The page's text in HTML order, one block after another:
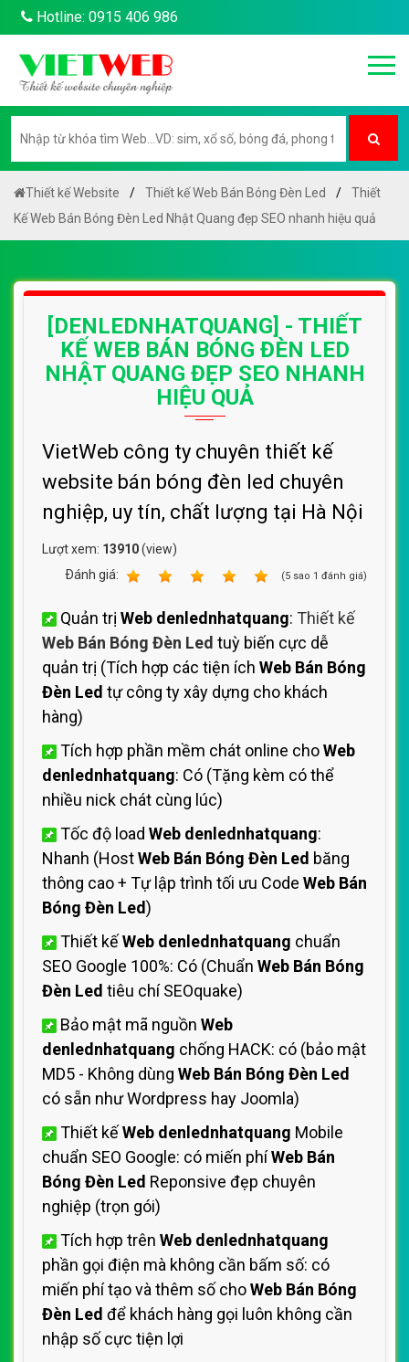
Hotline: 0915 406 986
Thiết kế Website Thiết kế Web Bán Bóng Đèn Led
Thiết
Kế Web Bán Bóng Đèn Led Nhật Quang đẹp SEO nhanh hiệu quả
[DENLEDNHATQUANG] - THIẾT
KẾ WEB BÁN BÓNG ĐÈN LED
NHẬT QUANG ĐẸP SEO NHANH
HIỆU QUẢ
VietWeb công ty chuyên thiết kế
website bán bóng đèn led chuyên
nghiệp, uy tín, chất lượng tại Hà Nội
Lượt xem: 13910(view)
Ðánh giá:
(5 sao 1 đánh giá)
Quản trị Web denlednhatquang: Thiết kế
Web Bán Bóng Đèn Led tuỳ biến cực dễ
quản trị (Tích hợp các tiện ích Web Bán Bóng
Đèn Led tự công ty xây dựng cho khách
hàng)
Tích hợp phần mềm chát online choWeb
denlednhatquang: Có (Tặng kèm có thể
nhiều nick chát cùng lúc)
Tốc độ load Web denlednhatquang:
Nhanh (HostWeb Bán Bóng Đèn Led băng
thông cao + Tự lập trình tối ưu Code Web Bán
Bóng Đèn Led)
Thiết kếWeb denlednhatquang chuẩn
SEO Google 100%: Có (Chuẩn Web Bán Bóng
Đèn Led tiêu chí SEOquake)
Bảo mật mã nguồn Web
denlednhatquang chống HACK: có (bảo mật
MD5 - Không dùng Web Bán Bóng Đèn Led
có sẵn như Wordpress hay Joomla)
Thiết kếWeb denlednhatquang Mobile
chuẩn SEO Google: có miến phíWeb Bán
Bóng Đèn Led Reponsive đẹp chuyên
nghiệp (trọn gói)
Tích hợp trên Web denlednhatquang
phần gọi điện mà không cần bấm số: có
miến phí tạo và thêm số choWeb Bán Bóng
Đèn Led để khách hàng gọi luôn không cần
nhập số cực tiện lợi